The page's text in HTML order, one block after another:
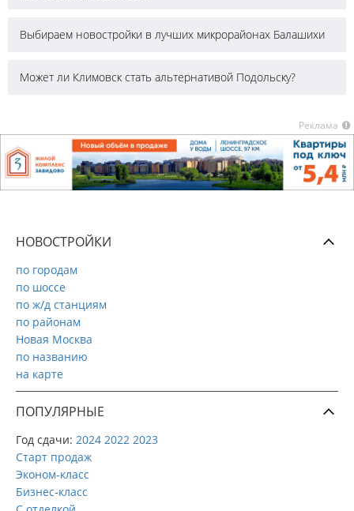
Выбираем новостройки в лучших микрорайонах Балашихи
Может ли Климовск стать альтернативой Подольску?
Реклама
НОВОСТРОЙКИ
по городам
по шоссе
по ж/д станциям
по районам
Новая Москва
по названию
на карте
ПОПУЛЯРНЫЕ
Год сдачи: 2024 2022 2023
Старт продаж
Эконом-класс
Бизнес-класс